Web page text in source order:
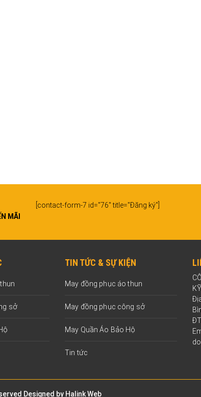
MÃI
[contact-form-7 id="76" title="Đăng ký"]
sở
TIN TỨC & SỰ KIỆN
May đồng phục áo thun
May đồng phục công sở
May Quần Áo Bảo Hộ
Tin tức
Designed by Halink Web